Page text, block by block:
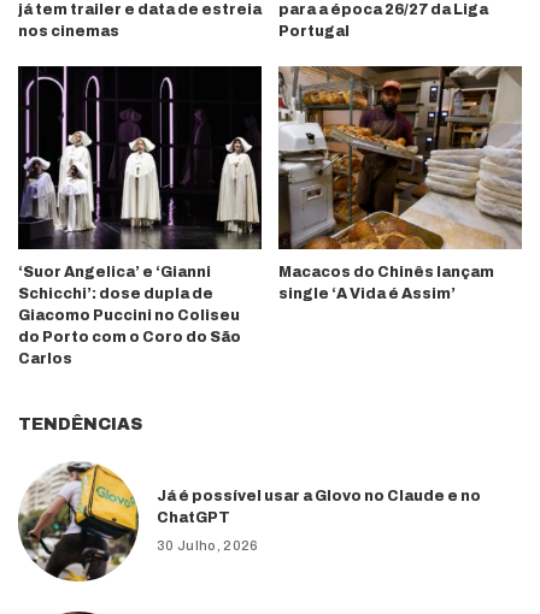
já tem trailer e data de estreia
nos cinemas
para a época 26/27 da Liga
Portugal
‘Suor Angelica’ e ‘Gianni
Schicchi’: dose dupla de
Giacomo Puccini no Coliseu
do Porto com o Coro do São
Carlos
Macacos do Chinês lançam
single ‘A Vida é Assim’
TENDÊNCIAS
Já é possível usar a Glovo no Claude e no
ChatGPT
30 Julho, 2026